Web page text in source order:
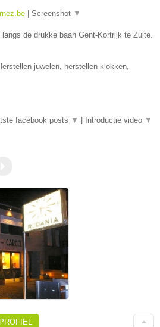
Screenshot ▼
de drukke baan Gent-Kortrijk te Zulte.
juwelen, herstellen klokken,
facebook posts ▼ Introductie video ▼